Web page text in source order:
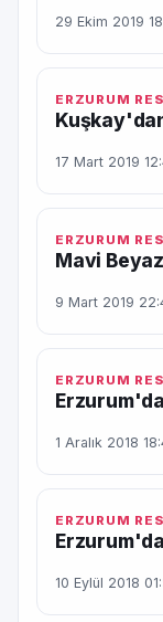
29 Ekim 2019
ERZURUM
17 Mart 2019
ERZURUM
Mavi
9 Mart 2019
ERZURUM
1 Aralık 2018
ERZURUM
10 Eylül 2018